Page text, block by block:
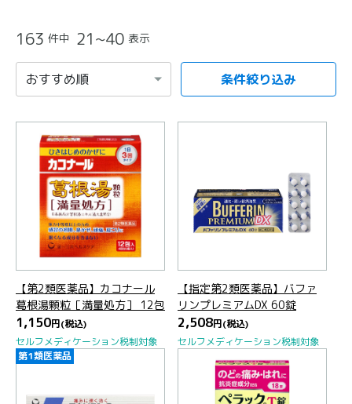
163 件中 21~40 表示
項目を選択すると自動的に内容が更新されます。
条件絞り込み
【第2類医薬品】カコナール
葛根湯顆粒［満量処方］ 12包
1,150円(税込)
セルフメディケーション税制対象
【指定第2類医薬品】バファ
リンプレミアムDX 60錠
2,508円(税込)
セルフメディケーション税制対象
第1類医薬品